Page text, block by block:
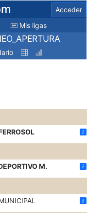
Acceder
Mis ligas
M.